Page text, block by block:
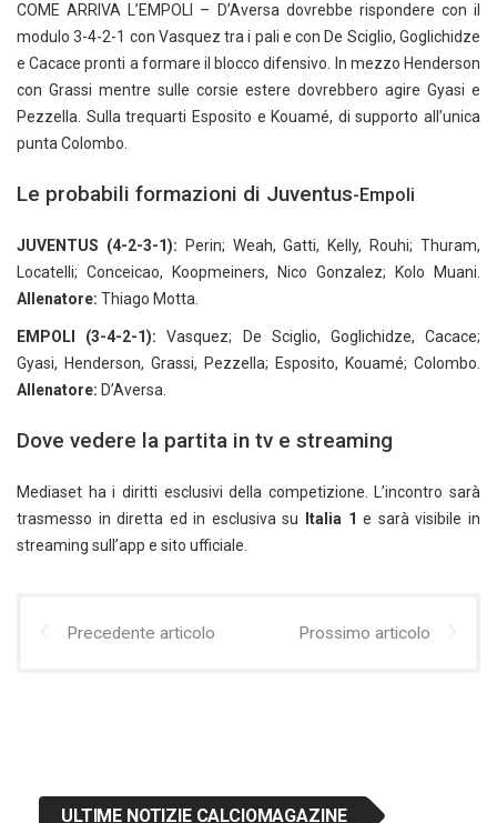
COME ARRIVA L’EMPOLI – D’Aversa dovrebbe rispondere con il
modulo 3-4-2-1 con Vasquez tra i pali e con De Sciglio, Goglichidze
e Cacace pronti a formare il blocco difensivo. In mezzo Henderson
con Grassi mentre sulle corsie estere dovrebbero agire Gyasi e
Pezzella. Sulla trequarti Esposito e Kouamé, di supporto all’unica
punta Colombo.
Le probabili formazioni di Juventus-Empoli
JUVENTUS (4-2-3-1): Perin; Weah, Gatti, Kelly, Rouhi; Thuram,
Locatelli; Conceicao, Koopmeiners, Nico Gonzalez; Kolo Muani.
Allenatore: Thiago Motta.
EMPOLI (3-4-2-1): Vasquez; De Sciglio, Goglichidze, Cacace;
Gyasi, Henderson, Grassi, Pezzella; Esposito, Kouamé; Colombo.
Allenatore: D’Aversa.
Dove vedere la partita in tv e streaming
Mediaset ha i diritti esclusivi della competizione. L’incontro sarà
trasmesso in diretta ed in esclusiva su
Italia 1 e sarà visibile in
streaming sull’app e sito ufficiale.
Precedente articolo Prossimo articolo
ULTIME NOTIZIE CALCIOMAGAZINE